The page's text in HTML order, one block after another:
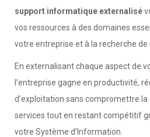
support informatique externalisé
vos ressources à des domaines
votre entreprise et à la recherche de
En externalisant chaque aspect de
l’entreprise gagne en productivité,
d’exploitation sans compromettre
services tout en restant compétitif
votre Système d’Information.